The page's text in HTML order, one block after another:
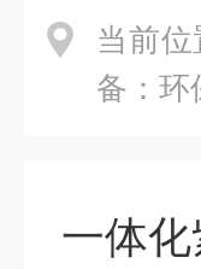
当前位
备：环
一体